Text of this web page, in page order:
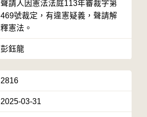
聲請人因憲法法庭113年審裁字第
469號裁定，有違憲疑義，聲請解
釋憲法。
彭鈺龍
2816
2025-03-31